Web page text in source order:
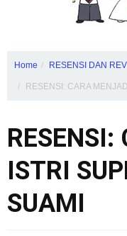
Home RESENSI DAN
RESENSI: CARA
RESENSI:
ISTRI
SUAMI